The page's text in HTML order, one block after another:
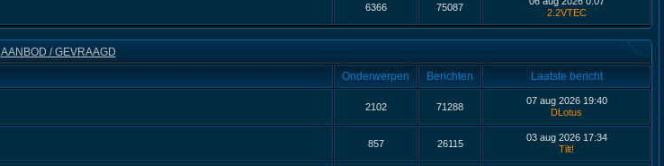
6366 75087
2.2VTEC
AANBOD / GEVRAAGD
Onderwerpen Berichten
Laatste bericht
2102 71288
07 aug 2026 19:40
DLotus
857 26115
03 aug 2026 17:34
Tilt!